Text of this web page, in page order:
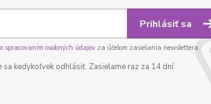
Prihlásiť sa
spracovaním osobných údajovza účelom zasielania newslettera.
sa kedykoľvek odhlásiť. Zasielame raz za 14 dní.